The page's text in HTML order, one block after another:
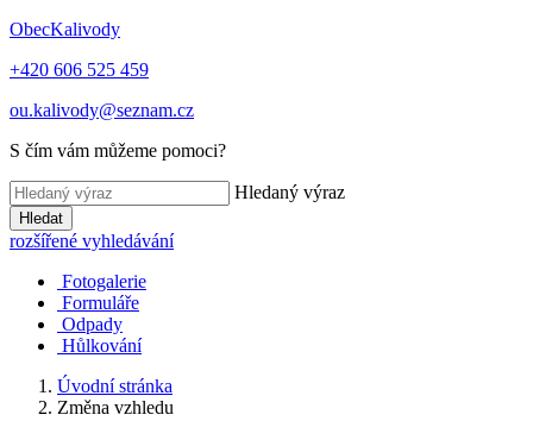
ObecKalivody
+420 606 525 459
ou.kalivody@seznam.cz
S čím vám můžeme pomoci?
Hledaný výraz
Hledat
rozšířené vyhledávání
Fotogalerie
Formuláře
Odpady
Hůlkování
Úvodní stránka
Změna vzhledu